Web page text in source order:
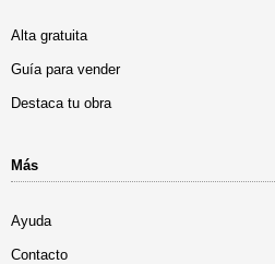
Alta gratuita
Guía para vender
Destaca tu obra
Más
Ayuda
Contacto